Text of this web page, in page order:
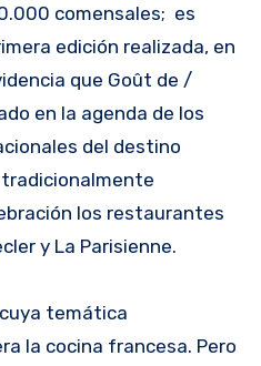
comensales; es
edición realizada, en
que Goût de /
en la agenda de los
del destino
tradicionalmente
los restaurantes
y La Parisienne.
temática
la cocina francesa. Pero